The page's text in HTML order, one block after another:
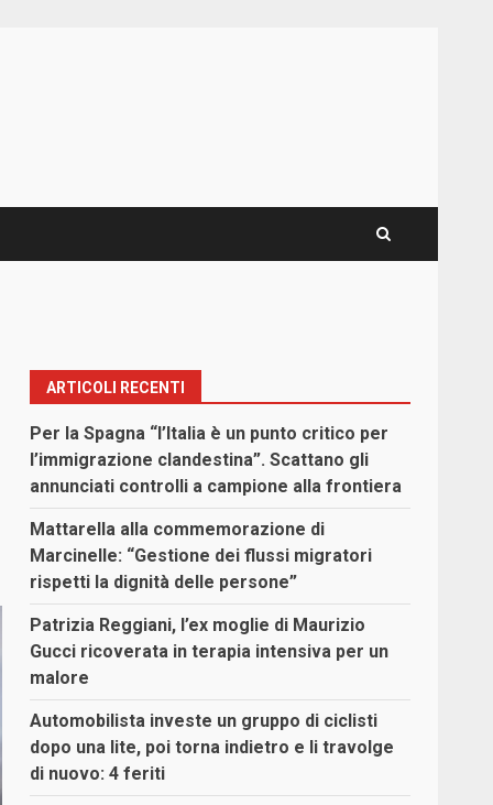
ARTICOLI RECENTI
Per la Spagna “l’Italia è un punto critico per
l’immigrazione clandestina”. Scattano gli
annunciati controlli a campione alla frontiera
Mattarella alla commemorazione di
Marcinelle: “Gestione dei flussi migratori
rispetti la dignità delle persone”
Patrizia Reggiani, l’ex moglie di Maurizio
Gucci ricoverata in terapia intensiva per un
malore
Automobilista investe un gruppo di ciclisti
dopo una lite, poi torna indietro e li travolge
di nuovo: 4 feriti